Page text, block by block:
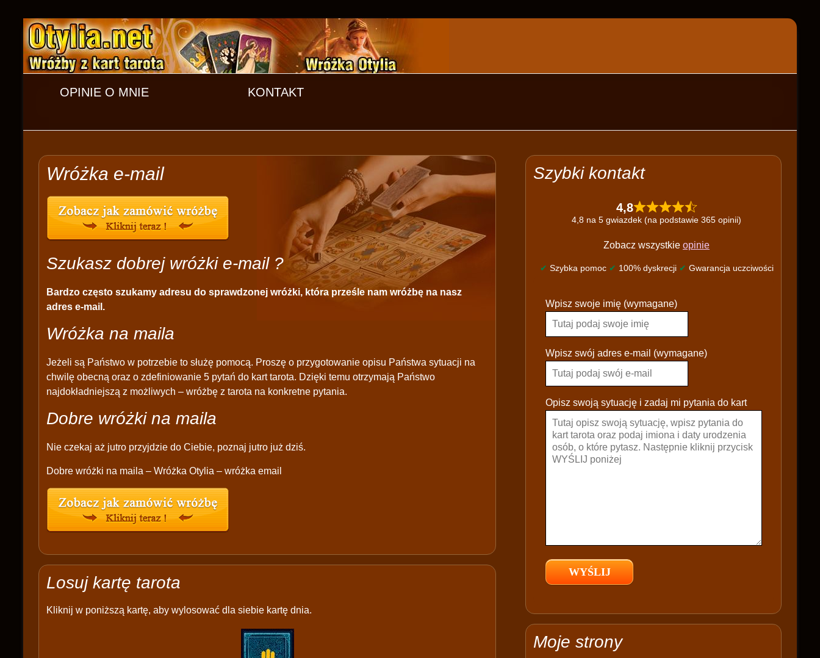
OPINIE O MNIE KONTAKT
Wróżka e-mail
Szukasz dobrej wróżki e-mail ?
Bardzo często szukamy adresu do sprawdzonej wróżki, która prześle nam wróżbę na nasz
adres e-mail.
Wróżka na maila
Jeżeli są Państwo w potrzebie to służę pomocą. Proszę o przygotowanie opisu Państwa sytuacji na
chwilę obecną oraz o zdefiniowanie 5 pytań do kart tarota. Dzięki temu otrzymają Państwo
najdokładniejszą z możliwych – wróżbę z tarota na konkretne pytania.
Dobre wróżki na maila
Nie czekaj aż jutro przyjdzie do Ciebie, poznaj jutro już dziś.
Dobre wróżki na maila – Wróżka Otylia – wróżka email
Losuj kartę tarota
Kliknij w poniższą kartę, aby wylosować dla siebie kartę dnia.
Szybki kontakt
4,8
4,8 na 5 gwiazdek (na podstawie 365 opinii)
Zobacz wszystkie opinie
✔ Szybka pomoc ✔ 100% dyskrecji ✔ Gwarancja uczciwości
l
a
s
e
a
e
e
p
y
Wpisz swoje imię (wymagane)
Wpisz swój adres e-mail (wymagane)
Opisz swoją sytuację i zadaj mi pytania do kart
Moje strony